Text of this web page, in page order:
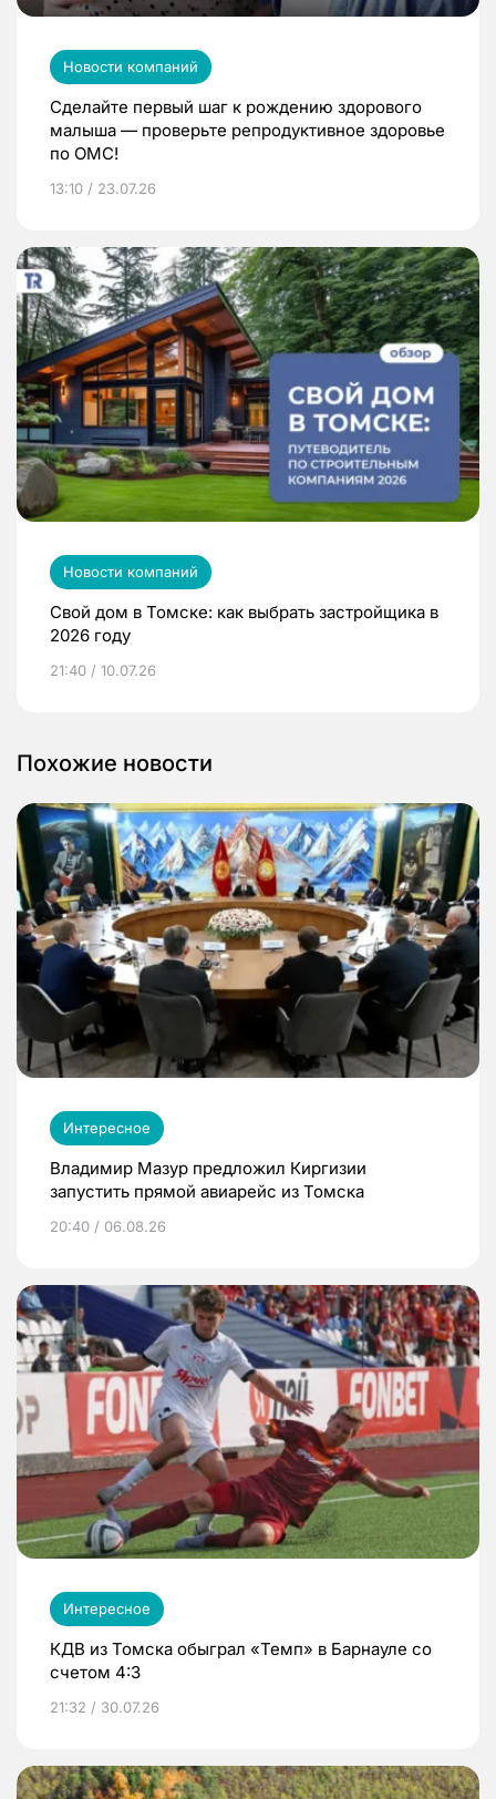
Новости компаний
Сделайте первый шаг к рождению здорового
малыша — проверьте репродуктивное здоровье
по ОМС!
13:10 / 23.07.26
Новости компаний
Свой дом в Томске: как выбрать застройщика в
2026 году
21:40 / 10.07.26
Похожие новости
Интересное
Владимир Мазур предложил Киргизии
запустить прямой авиарейс из Томска
20:40 / 06.08.26
Интересное
КДВ из Томска обыграл «Темп» в Барнауле со
счетом 4:3
21:32 / 30.07.26